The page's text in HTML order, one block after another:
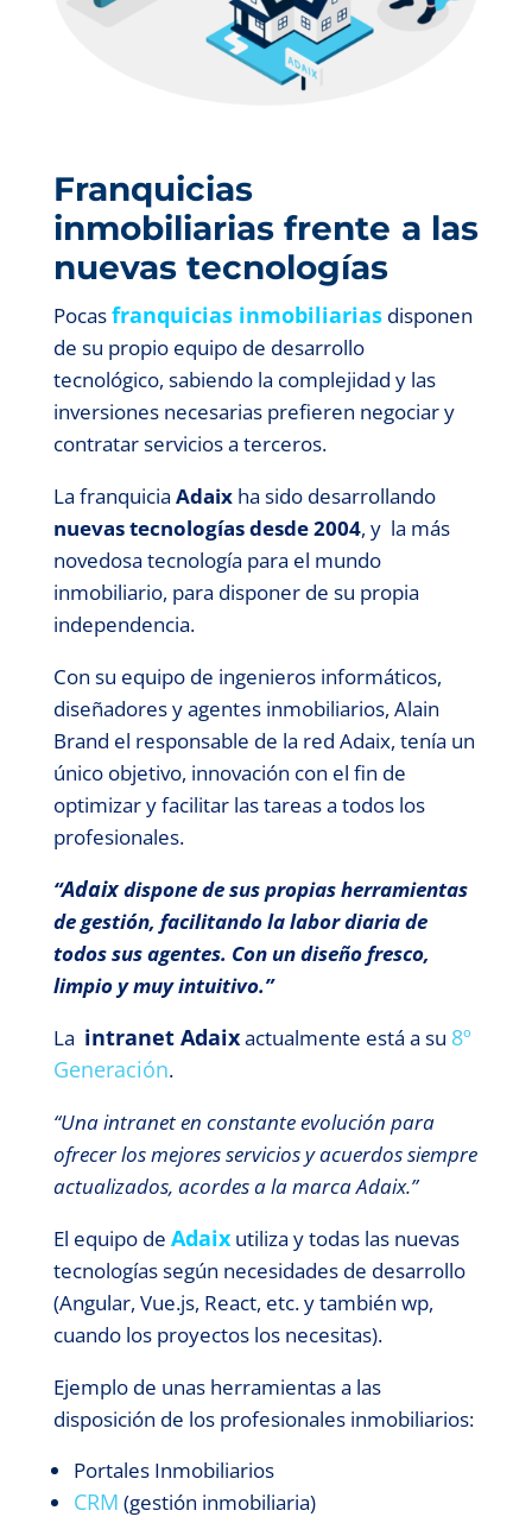
Franquicias
inmobiliarias frente a las
nuevas tecnologías
Pocasfranquicias inmobiliariasdisponen
de su propio equipo de desarrollo
tecnológico, sabiendo la complejidad y las
inversiones necesarias prefieren negociar y
contratar servicios a terceros.
La franquicia Adaix ha sido desarrollando
nuevas tecnologías desde 2004, y la más
novedosa tecnología para el mundo
inmobiliario, para disponer de su propia
independencia.
Con su equipo de ingenieros informáticos,
diseñadores y agentes inmobiliarios, Alain
Brand el responsable de la red Adaix, tenía un
único objetivo, innovación con el fin de
optimizar y facilitar las tareas a todos los
profesionales.
“Adaixdispone de sus propias herramientas
de gestión, facilitando la labor diaria de
todos sus agentes. Con un diseño fresco,
limpio y muy intuitivo.”
La intranet Adaixactualmente está a su 8º
Generación.
“Una intranet en constante evolución para
ofrecer los mejores servicios y acuerdos siempre
actualizados, acordes a la marca Adaix.”
El equipo de Adaixutiliza y todas las nuevas
tecnologías según necesidades de desarrollo
(Angular, Vue.js, React, etc. y también wp,
cuando los proyectos los necesitas).
Ejemplo de unas herramientas a las
disposición de los profesionales inmobiliarios:
Portales Inmobiliarios
CRM (gestión inmobiliaria)